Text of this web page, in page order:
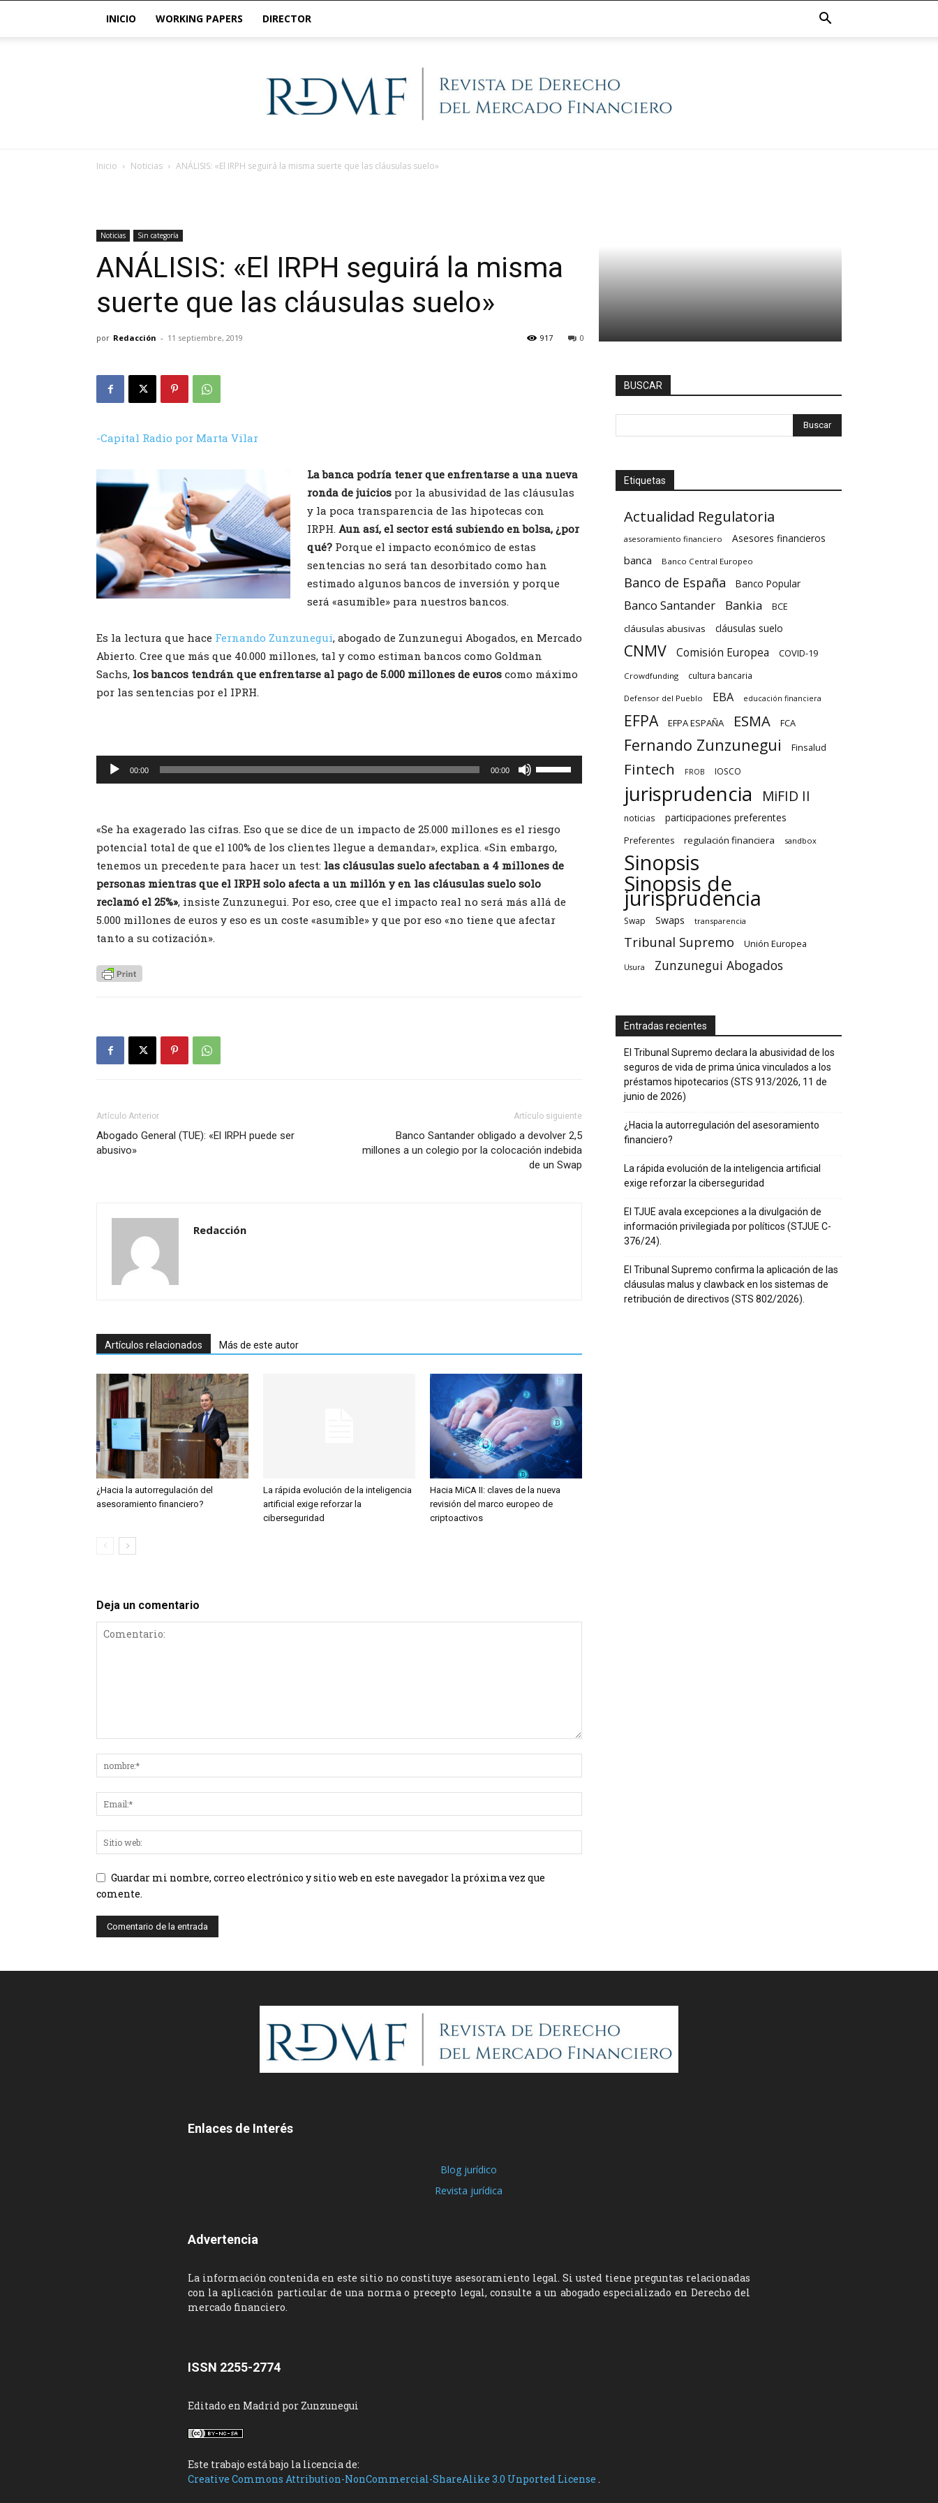
INICIO WORKING PAPERS DIRECTOR
Inicio Noticias ANÁLISIS: «El IRPH seguirá la misma suerte que las cláusulas suelo»
Noticias Sin categoría
ANÁLISIS: «El IRPH seguirá la misma
suerte que las cláusulas suelo»
por Redacción - 11 septiembre, 2019 0
917
-Capital Radio por Marta Vilar
La banca podría tener que enfrentarse a una nueva
ronda de juicios por la abusividad de las cláusulas
y la poca transparencia de las hipotecas con
IRPH. Aun así, el sector está subiendo en bolsa, ¿por
qué? Porque el impacto económico de estas
sentencias no será tan desorbitado como han
estimado algunos bancos de inversión y porque
será «asumible» para nuestros bancos.
Es la lectura que hace Fernando Zunzunegui, abogado de Zunzunegui Abogados, en Mercado
Abierto. Cree que más que 40.000 millones, tal y como estiman bancos como Goldman
Sachs, los bancos tendrán que enfrentarse al pago de 5.000 millones de euros como máximo
por las sentencias por el IPRH.
Reproductor
de
00:00 00:00
las
flecha
arriba/abajo
para
aumentar
o
disminuir
«Se ha exagerado las cifras. Eso que se dice de un impacto de 25.000 millones es el riesgo
potencial total de que el 100% de los clientes llegue a demandar», explica. «Sin embargo,
tenemos un precedente para hacer un test: las cláusulas suelo afectaban a 4 millones de
personas mientras que el IRPH solo afecta a un millón y en las cláusulas suelo solo
reclamó el 25%», insiste Zunzunegui. Por eso, cree que el impacto real no será más allá de
5.000 millones de euros y eso es un coste «asumible» y que por eso «no tiene que afectar
tanto a su cotización».
Artículo Anterior
Abogado General (TUE): «El IRPH puede ser
abusivo»
Artículo siguiente
Banco Santander obligado a devolver 2,5
millones a un colegio por la colocación indebida
de un Swap
Redacción
Artículos relacionados Más de este autor
¿Hacia la autorregulación del
asesoramiento financiero?
La rápida evolución de la inteligencia
artificial exige reforzar la
ciberseguridad
Hacia MiCA II: claves de la nueva
revisión del marco europeo de
criptoactivos
Deja un comentario
Guardar mi nombre, correo electrónico y sitio web en este navegador la próxima vez que
comente.
BUSCAR
Etiquetas
Actualidad Regulatoria
asesoramiento financiero Asesores financieros
banca Banco Central Europeo
Banco de España Banco Popular
Banco Santander Bankia BCE
cláusulas abusivas cláusulas suelo
CNMV Comisión Europea COVID-19
Crowdfunding cultura bancaria
Defensor del Pueblo EBA educación financiera
EFPA EFPA ESPAÑA ESMA FCA
Fernando Zunzunegui Finsalud
Fintech FROB IOSCO
jurisprudencia MiFID II
noticias participaciones preferentes
Preferentes regulación financiera sandbox
Sinopsis
Sinopsis de
jurisprudencia
Swap Swaps transparencia
Tribunal Supremo Unión Europea
Usura Zunzunegui Abogados
Entradas recientes
El Tribunal Supremo declara la abusividad de los
seguros de vida de prima única vinculados a los
préstamos hipotecarios (STS 913/2026, 11 de
junio de 2026)
¿Hacia la autorregulación del asesoramiento
financiero?
La rápida evolución de la inteligencia artificial
exige reforzar la ciberseguridad
El TJUE avala excepciones a la divulgación de
información privilegiada por políticos (STJUE C-
376/24).
El Tribunal Supremo confirma la aplicación de las
cláusulas malus y clawback en los sistemas de
retribución de directivos (STS 802/2026).
Enlaces de Interés
Blog jurídico
Revista jurídica
Advertencia
La información contenida en este sitio no constituye asesoramiento legal. Si usted tiene preguntas relacionadas
con la aplicación particular de una norma o precepto legal, consulte a un abogado especializado en Derecho del
mercado financiero.
ISSN 2255-2774
Editado en Madrid por Zunzunegui
Este trabajo está bajo la licencia de:
Creative Commons Attribution-NonCommercial-ShareAlike 3.0 Unported License .